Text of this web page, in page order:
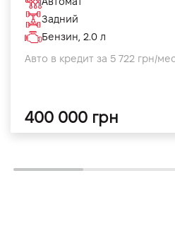
Задний
Бензин, 2.0 л
Авто в кредит за 5 722 грн/
400 000 грн